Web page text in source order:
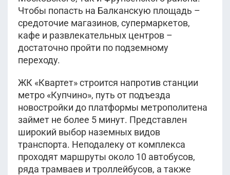
Чтобы попасть на Балканскую площадь –
средоточие магазинов, супермаркетов,
кафе и развлекательных центров –
достаточно пройти по подземному
переходу.
ЖК «Квартет» строится напротив станции
метро «Купчино», путь от подъезда
новостройки до платформы метрополитена
займет не более 5 минут. Представлен
широкий выбор наземных видов
транспорта. Неподалеку от комплекса
проходят маршруты около 10 автобусов,
ряда трамваев и троллейбусов, а также